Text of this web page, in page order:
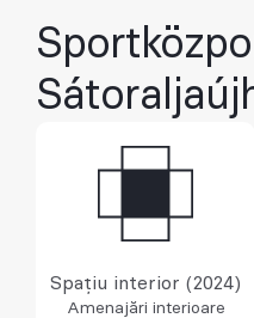
Spațiu interior (2024)
Amenajări interioare